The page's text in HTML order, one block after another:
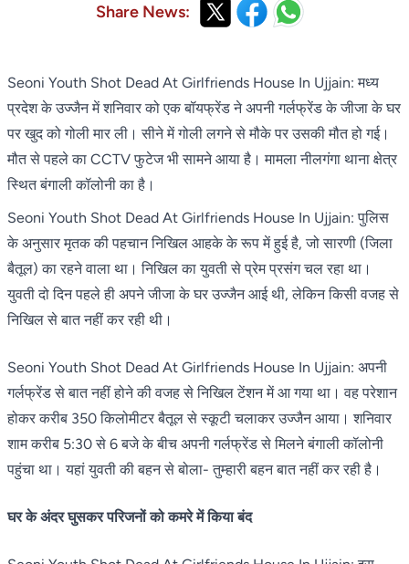
Share News:
Seoni Youth Shot Dead At Girlfriends House In Ujjain: मध्य
प्रदेश के उज्जैन में शनिवार को एक बॉयफ्रेंड ने अपनी गर्लफ्रेंड के जीजा के घर
पर खुद को गोली मार ली। सीने में गोली लगने से मौके पर उसकी मौत हो गई।
मौत से पहले का CCTV फुटेज भी सामने आया है। मामला नीलगंगा थाना क्षेत्र
स्थित बंगाली कॉलोनी का है।
Seoni Youth Shot Dead At Girlfriends House In Ujjain: पुलिस
के अनुसार मृतक की पहचान निखिल आहके के रूप में हुई है, जो सारणी (जिला
बैतूल) का रहने वाला था। निखिल का युवती से प्रेम प्रसंग चल रहा था।
युवती दो दिन पहले ही अपने जीजा के घर उज्जैन आई थी, लेकिन किसी वजह से
निखिल से बात नहीं कर रही थी।
Seoni Youth Shot Dead At Girlfriends House In Ujjain: अपनी
गर्लफ्रेंड से बात नहीं होने की वजह से निखिल टेंशन में आ गया था। वह परेशान
होकर करीब 350 किलोमीटर बैतूल से स्कूटी चलाकर उज्जैन आया। शनिवार
शाम करीब 5:30 से 6 बजे के बीच अपनी गर्लफ्रेंड से मिलने बंगाली कॉलोनी
पहुंचा था। यहां युवती की बहन से बोला- तुम्हारी बहन बात नहीं कर रही है।
घर के अंदर घुसकर परिजनों को कमरे में किया बंद